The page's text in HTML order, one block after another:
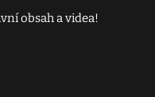
obsah a videa!